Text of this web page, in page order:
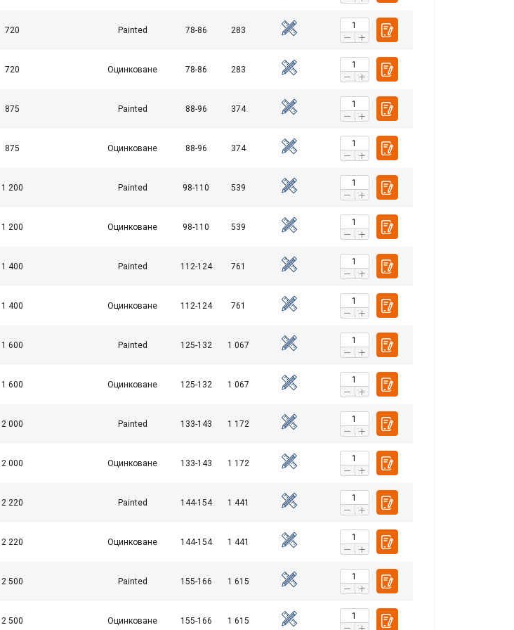
720 Painted 78-86 283
720 Оцинковане 78-86 283
875 Painted 88-96 374
875 Оцинковане 88-96 374
1 200 Painted 98-110 539
1 200 Оцинковане 98-110 539
1 400 Painted 112-124 761
1 400 Оцинковане 112-124 761
1 600 Painted 125-132 1 067
1 600 Оцинковане 125-132 1 067
2 000 Painted 133-143 1 172
2 000 Оцинковане 133-143 1 172
2 220 Painted 144-154 1 441
2 220 Оцинковане 144-154 1 441
2 500 Painted 155-166 1 615
2 500 Оцинковане 155-166 1 615